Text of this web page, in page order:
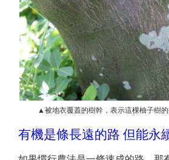
▲被地衣覆蓋的樹幹，表示這棵柚子樹的
有機是條長遠的路 但能永